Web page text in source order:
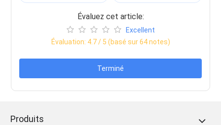
Évaluez cet article:
Excellent
Évaluation: 4.7/ 5 (basé sur64notes)
Terminé
Produits